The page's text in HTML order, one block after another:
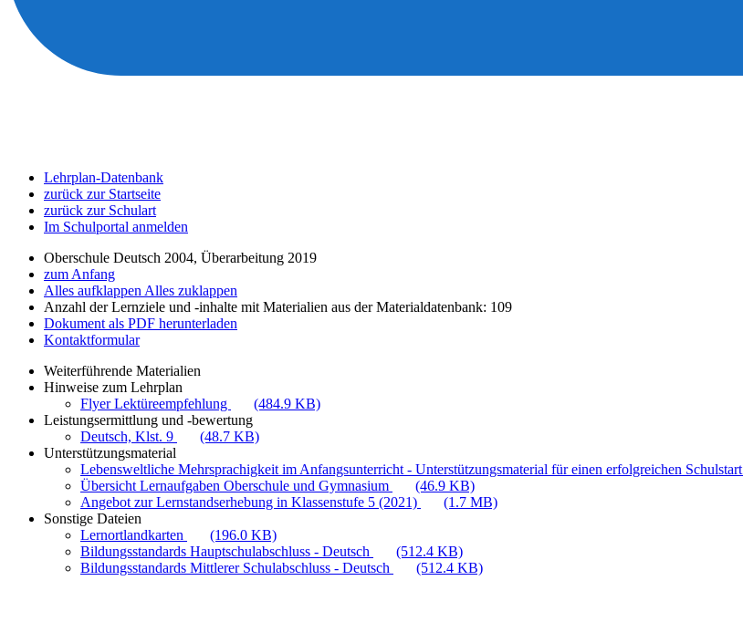
Lehrplan-Datenbank
zurück zur Startseite
zurück zur Schulart
Im Schulportal anmelden
Oberschule Deutsch 2004, Überarbeitung 2019
zum Anfang
Alles aufklappen Alles zuklappen
Anzahl der Lernziele und -inhalte mit Materialien aus der Materialdatenbank: 109
Dokument als PDF herunterladen
Kontaktformular
Weiterführende Materialien
Hinweise zum Lehrplan
Flyer Lektüreempfehlung
(484.9 KB)
Leistungsermittlung und -bewertung
Deutsch, Klst. 9
(48.7 KB)
Unterstützungsmaterial
Lebensweltliche Mehrsprachigkeit im Anfangsunterricht - Unterstützungsmaterial für einen erfolgreichen Schulstart
Übersicht Lernaufgaben Oberschule und Gymnasium
(46.9 KB)
Angebot zur Lernstandserhebung in Klassenstufe 5 (2021)
(1.7 MB)
Sonstige Dateien
Lernortlandkarten
(196.0 KB)
Bildungsstandards Hauptschulabschluss - Deutsch
(512.4 KB)
Bildungsstandards Mittlerer Schulabschluss - Deutsch
(512.4 KB)